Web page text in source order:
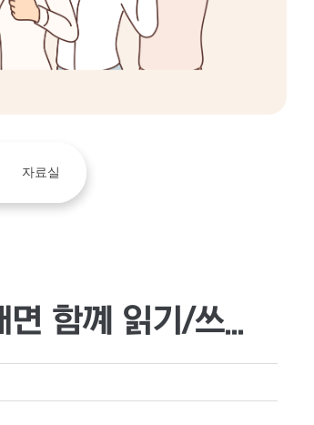
자료실
주안도서관, 2025년 3기 비대면 함꼐 읽기/쓰기 <예술 도둑> 참여자 모집